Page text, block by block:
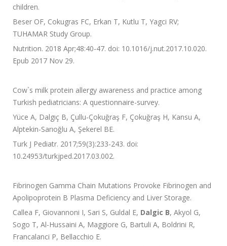
children.
Beser OF, Cokugras FC, Erkan T, Kutlu T, Yagci RV;
TUHAMAR Study Group.
Nutrition. 2018 Apr;48:40-47. doi: 10.1016/j.nut.2017.10.020.
Epub 2017 Nov 29.
Cow`s milk protein allergy awareness and practice among
Turkish pediatricians: A questionnaire-survey.
Yüce A, Dalgıç B, Çullu-Çokuğraş F, Çokuğraş H, Kansu A,
Alptekin-Sarıoğlu A, Şekerel BE.
Turk J Pediatr. 2017;59(3):233-243. doi:
10.24953/turkjped.2017.03.002.
Fibrinogen Gamma Chain Mutations Provoke Fibrinogen and
Apolipoprotein B Plasma Deficiency and Liver Storage.
Callea F, Giovannoni I, Sari S, Guldal E, Dalgic B, Akyol G,
Sogo T, Al-Hussaini A, Maggiore G, Bartuli A, Boldrini R,
Francalanci P, Bellacchio E.